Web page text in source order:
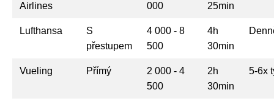
Airlines
000
25min
Lufthansa
S
přestupem
4 000 - 8
500
4h
30min
Vueling Přímý
2 000 - 4
500
2h
30min
5-6x